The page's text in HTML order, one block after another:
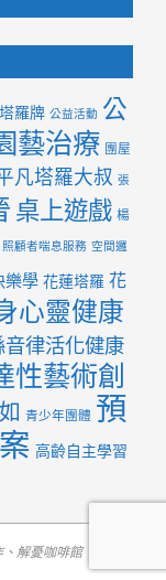
羅牌 公益活動 公
藝治療 團屋
凡塔羅大叔 張
桌上遊戲 楊
照顧者喘息服務 空間邏
樂學 花蓮塔羅 花
心靈健康
律活化健康
性藝術創
青少年團體 預
高齡自主學習
、解憂咖啡館